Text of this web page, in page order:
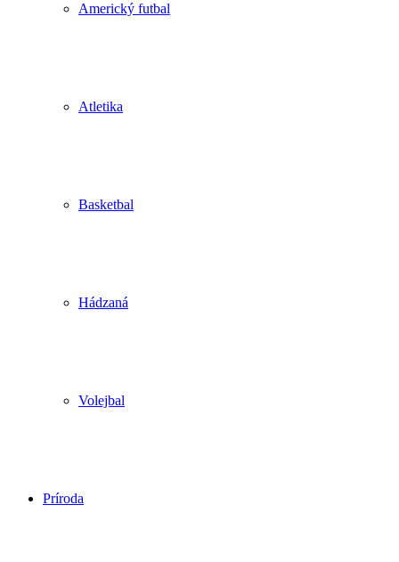
Americký futbal
Atletika
Basketbal
Hádzaná
Volejbal
Príroda